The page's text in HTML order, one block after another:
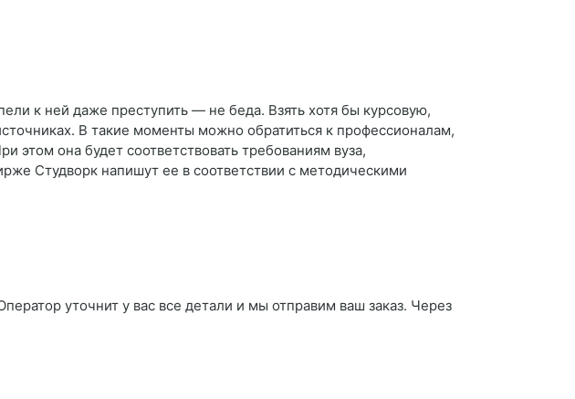
к ней даже преступить — не беда. Взять хотя бы курсовую,
В такие моменты можно обратиться к профессионалам,
этом она будет соответствовать требованиям вуза,
Студворк напишут ее в соответствии с методическими
уточнит у вас все детали и мы отправим ваш заказ. Через